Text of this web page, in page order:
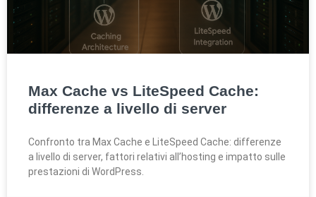
Max Cache vs LiteSpeed Cache:
differenze a livello di server
Confronto tra Max Cache e LiteSpeed Cache: differenze
a livello di server, fattori relativi all’hosting e impatto sulle
prestazioni di WordPress.